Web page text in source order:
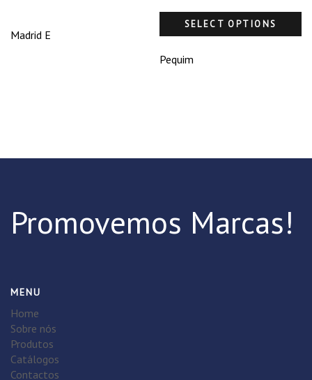
Madrid E
SELECT OPTIONS
Pequim
Promovemos Marcas!
MENU
Home
Sobre nós
Produtos
Catálogos
Contactos